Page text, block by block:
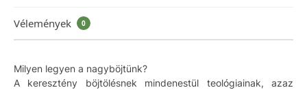
Vélemények 0
Milyen legyen a nagyböjtünk?
A keresztény böjtölésnek mindenestül teológiainak, azaz